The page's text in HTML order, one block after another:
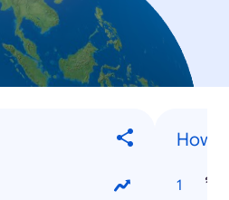
How-
วิ